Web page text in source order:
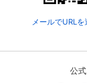
メールでURLを
公